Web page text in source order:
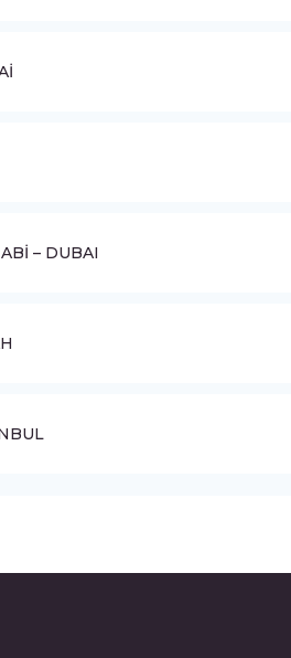
– DUBAI